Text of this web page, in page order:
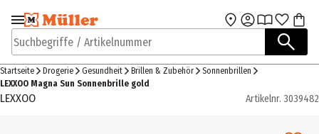
Zur Navigation
springen
Zum Hauptinhalt
Suchbegriffe / Artikelnummer
Startseite Drogerie Gesundheit Brillen & Zubehör
Sonnenbrillen
LEXXOO Magna Sun Sonnenbrille gold
LEXXOO Artikelnr. 3039482